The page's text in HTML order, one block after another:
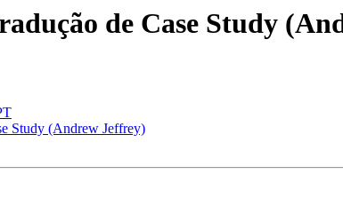
de Case Study
Study (Andrew Jeffrey)